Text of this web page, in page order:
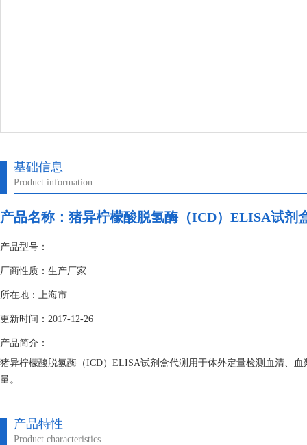
基础信息
Product information
产品名称： 猪异柠檬酸脱氢酶（ICD）ELISA试剂
产品型号：
厂商性质：生产厂家
所在地：上海市
更新时间：2017-12-26
产品简介：
猪异柠檬酸脱氢酶（ICD）ELISA试剂盒代测用于体外定量检测血清、
量。
产品特性
Product characteristics